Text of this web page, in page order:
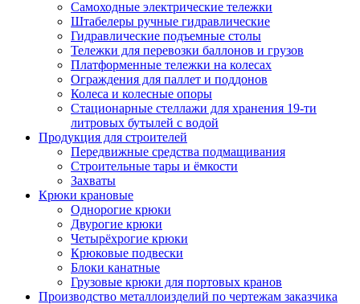
Самоходные электрические тележки
Штабелеры ручные гидравлические
Гидравлические подъемные столы
Тележки для перевозки баллонов и грузов
Платформенные тележки на колесах
Ограждения для паллет и поддонов
Колеса и колесные опоры
Стационарные стеллажи для хранения 19-ти
литровых бутылей с водой
Продукция для строителей
Передвижные средства подмащивания
Строительные тары и ёмкости
Захваты
Крюки крановые
Однорогие крюки
Двурогие крюки
Четырёхрогие крюки
Крюковые подвески
Блоки канатные
Грузовые крюки для портовых кранов
Производство металлоизделий по чертежам заказчика